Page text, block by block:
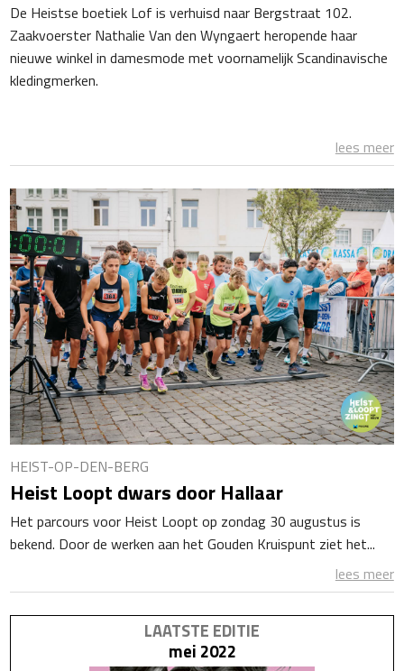
De Heistse boetiek Lof is verhuisd naar Bergstraat 102.
Zaakvoerster Nathalie Van den Wyngaert heropende haar
nieuwe winkel in damesmode met voornamelijk Scandinavische
kledingmerken.
lees meer
HEIST-OP-DEN-BERG
Heist Loopt dwars door Hallaar
Het parcours voor Heist Loopt op zondag 30 augustus is
bekend. Door de werken aan het Gouden Kruispunt ziet het...
lees meer
LAATSTE EDITIE
mei 2022